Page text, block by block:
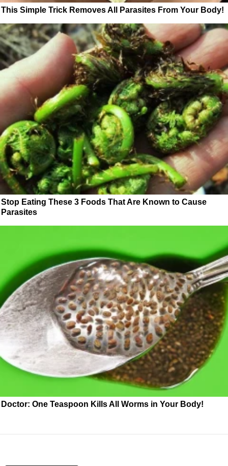
This Simple Trick Removes All Parasites From Your Body!
Stop Eating These 3 Foods That Are Known to Cause
Parasites
Doctor: One Teaspoon Kills All Worms in Your Body!